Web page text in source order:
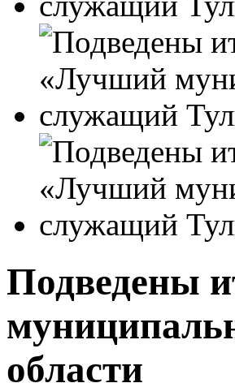
Подведены
области